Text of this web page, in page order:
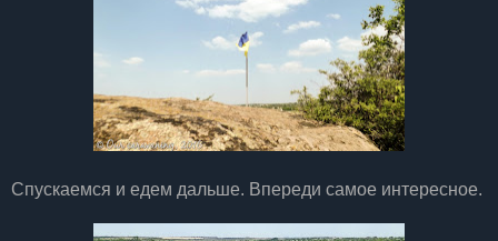
Спускаемся и едем дальше. Впереди самое интересное.